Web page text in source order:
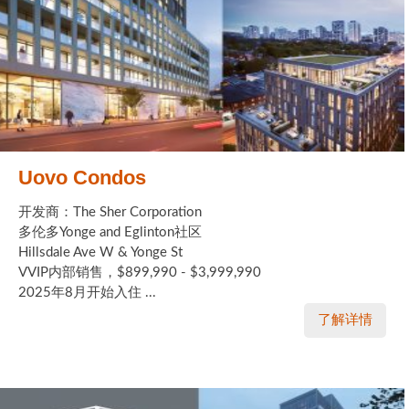
Uovo Condos
开发商：The Sher Corporation
多伦多Yonge and Eglinton社区
Hillsdale Ave W & Yonge St
VVIP内部销售，$899,990 - $3,999,990
2025年8月开始入住 ...
了解详情